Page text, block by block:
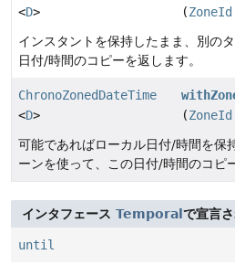
<D>
(ZoneId
インスタントを保持したまま、別の
日付/時間のコピーを返します。
ChronoZonedDateTime
<D>
(ZoneId
可能であればローカル日付/時間を保
ーンを使って、この日付/時間のコピ
インタフェース Temporal で宣言
until